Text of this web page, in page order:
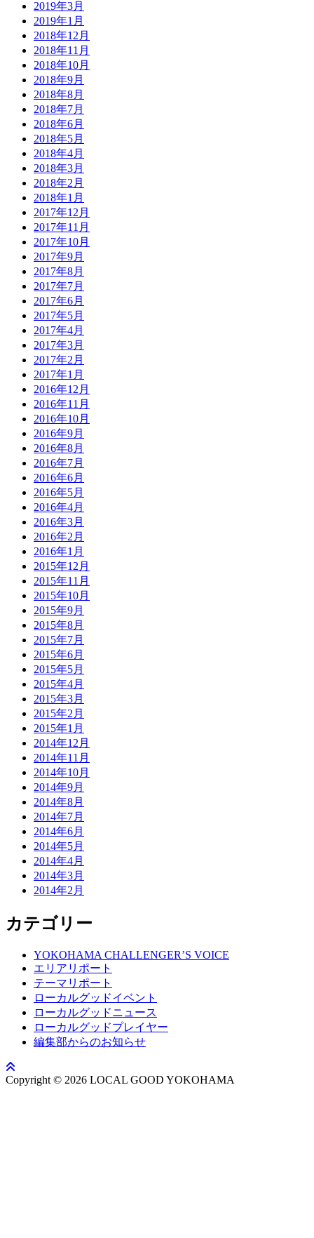
2019年3月
2019年1月
2018年12月
2018年11月
2018年10月
2018年9月
2018年8月
2018年7月
2018年6月
2018年5月
2018年4月
2018年3月
2018年2月
2018年1月
2017年12月
2017年11月
2017年10月
2017年9月
2017年8月
2017年7月
2017年6月
2017年5月
2017年4月
2017年3月
2017年2月
2017年1月
2016年12月
2016年11月
2016年10月
2016年9月
2016年8月
2016年7月
2016年6月
2016年5月
2016年4月
2016年3月
2016年2月
2016年1月
2015年12月
2015年11月
2015年10月
2015年9月
2015年8月
2015年7月
2015年6月
2015年5月
2015年4月
2015年3月
2015年2月
2015年1月
2014年12月
2014年11月
2014年10月
2014年9月
2014年8月
2014年7月
2014年6月
2014年5月
2014年4月
2014年3月
2014年2月
カテゴリー
YOKOHAMA CHALLENGER’S VOICE
エリアリポート
テーマリポート
ローカルグッドイベント
ローカルグッドニュース
ローカルグッドプレイヤー
編集部からのお知らせ
Copyright © 2026 LOCAL GOOD YOKOHAMA